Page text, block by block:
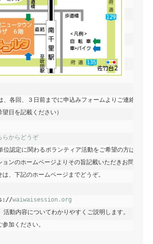
、各回、３日前までに申込みフォームよりご連絡くだ
らからどうぞ
位認定に関わるボランティア活動をご希望の方は、
ョンのホームページよりその旨記載いただきお問い合
waiwaisession.org
活動内容についてわかりやすくご説明します。
加ください。